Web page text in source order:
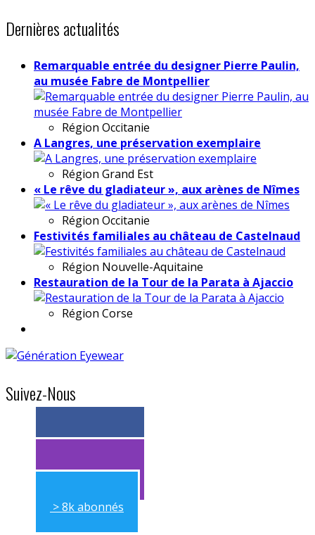
Dernières actualités
Remarquable entrée du designer Pierre Paulin,
au musée Fabre de Montpellier
Région Occitanie
A Langres, une préservation exemplaire
Région Grand Est
« Le rêve du gladiateur », aux arènes de Nîmes
Région Occitanie
Festivités familiales au château de Castelnaud
Région Nouvelle-Aquitaine
Restauration de la Tour de la Parata à Ajaccio
Région Corse
Suivez-Nous
> 11k abonnés
> 11k abonnés
> 8k abonnés